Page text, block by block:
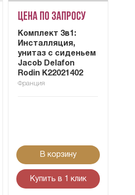
Цена по запросу
Комплект 3в1:
Инсталляция,
унитаз с сиденьем
Jacob Delafon
Rodin K22021402
Франция
В корзину
Купить в 1 клик